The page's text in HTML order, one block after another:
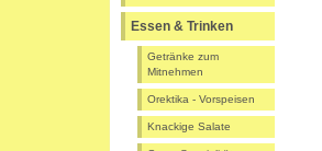
Essen & Trinken
Getränke zum
Mitnehmen
Orektika - Vorspeisen
Knackige Salate